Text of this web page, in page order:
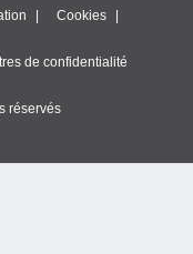
Cookies
de confidentialité
réservés